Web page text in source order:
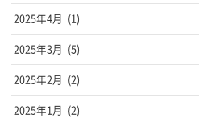
2025年4月 (1)
2025年3月 (5)
2025年2月 (2)
2025年1月 (2)